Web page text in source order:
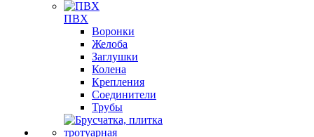
ПВХ
Воронки
Желоба
Заглушки
Колена
Крепления
Соединители
Трубы